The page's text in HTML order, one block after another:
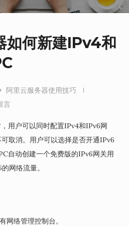
如何新建IPv4和
阿里云服务器使用技巧
言
用户可以同时配置IPv4和IPv6网
取消。用户可以选择是否开通IPv6
自动创建一个免费版的IPv6网关用
网络流量。
网络管理控制台。